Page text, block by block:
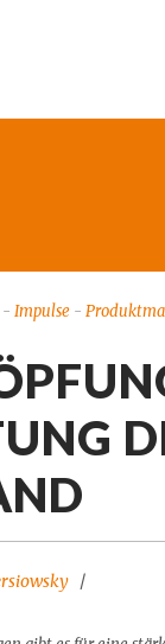
- Impulse -